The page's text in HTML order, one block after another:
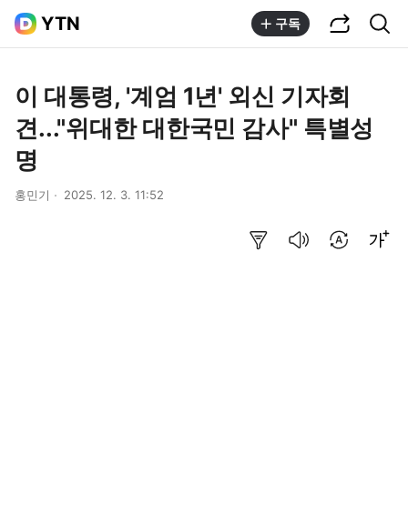
YTN 구독
이 대통령, '계엄 1년' 외신 기자회
견..."위대한 대한국민 감사" 특별성
명
홍민기 2025. 12. 3. 11:52